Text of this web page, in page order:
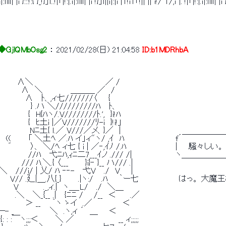
： 2021/02/28(日) 21:04:58 ID:b1MDRhbA
　　　　　　　　　／ /
　　　＿＿＿ ／　/
ィ七///////〈　　{
//////////ﾊ　 ﾄ、
/.V////////ﾄ.',　}i!ﾊ
／V///////ﾘ-i　}!i!」
.／ V///／メ、}／　|
土ﾍ ／.ﾊ イ」ィ"ヽ/ ,ｲ　ﾊ　　　　　　　　 　f´￣￣￣￣￣
＼/ﾍ ィ七 { i | ／‐,ｲﾉ /.ﾊ　　　 　 　 　 　|　　騒々しい。
ﾆ二7___ｲノ ./// /|　　 　 　 　　 ヽ＿＿＿＿＿＿
ﾊ.＼.{ 〈___　　　}i}‐ }__ ハ/// .|
| 乂/ ﾊ ‐‐-　 弋V　 ./　V　　|
.廴|＿.八{_}　　　.|ヽ:/　 .ﾊ　　｀ー七　　　　　　 　はっ。 大
　 V　　　　 ._,ィ.|　ヽ＿_L/　 ./　＼＿
.|　 {ﾆﾆ / 　 /__　＜　　 .／
ヽ ゝイ　.／　　　　　 ＜
_　　　　　　 ＼　.ヽ,ィ ´　＿　　＜
ヽ;;;＜　　　＼ ／　　　　　　　　__ ィ;;;;;